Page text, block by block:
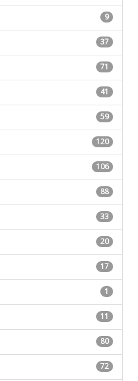
9
37
71
41
59
120
106
88
33
20
17
1
11
80
72